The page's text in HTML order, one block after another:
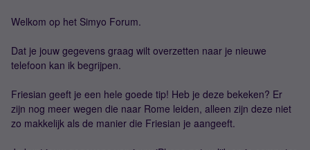
Welkom op het Simyo Forum.
Dat je jouw gegevens graag wilt overzetten naar je nieuwe
telefoon kan ik begrijpen.
Friesian geeft je een hele goede tip! Heb je deze bekeken? Er
zijn nog meer wegen die naar Rome leiden, alleen zijn deze niet
zo makkelijk als de manier die Friesian je aangeeft.